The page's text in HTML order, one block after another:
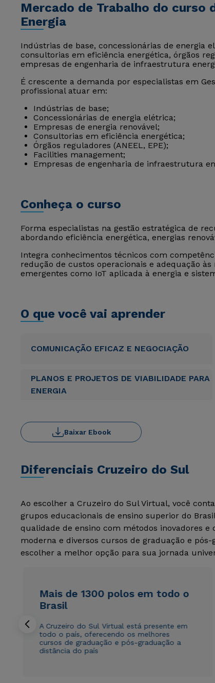
Mercado de Trabalho do curso
Energia
Indústrias de base, concessionárias de energia
consultorias em eficiência energética, órgãos
empresas de engenharia de infraestrutura
É crescente a demanda por especialistas em
profissional atuar em:
Indústrias de base;
Concessionárias de energia elétrica;
Empresas de energia renovável;
Consultorias em eficiência energética;
Órgãos reguladores (ANEEL, EPE);
Facilities management;
Empresas de engenharia de infraestrutura
Conheça o curso
Forma especialistas na gestão estratégica de
abordando eficiência energética, energias
Integra conhecimentos técnicos com
redução de custos operacionais e adequação
emergentes como IoT aplicada à energia e
O que você vai aprender
COMUNICAÇÃO EFICAZ E NEGOCIAÇÃO
PLANOS E PROJETOS DE VIABILIDADE PARA
ENERGIA
Baixar Ebook
Diferenciais Cruzeiro do Sul
Ao escolher a Cruzeiro do Sul Virtual, você
grupos educacionais de ensino superior do
qualidade de ensino com métodos inovadores
moderna e diversos cursos de graduação e
escolher a melhor opção para sua jornada
Mais de 1300 polos em todo o
Brasil
A Cruzeiro do Sul Virtual está presente em
todo o país, oferecendo os melhores
cursos de graduação e pós-graduação a
distância do país